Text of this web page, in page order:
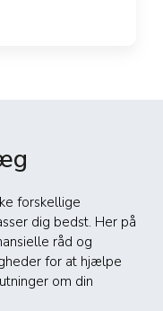
forskellige
dig bedst. Her på
råd og
for at hjælpe
om din